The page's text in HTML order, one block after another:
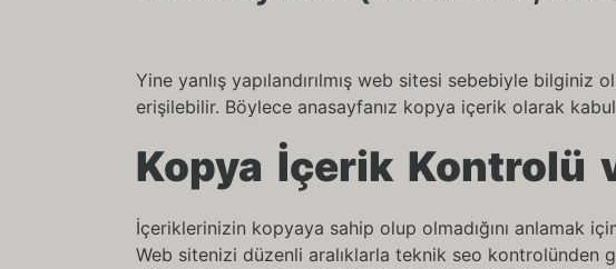
Yine yanlış yapılandırılmış web sitesi sebebiyle bilginiz
erişilebilir. Böylece anasayfanız kopya içerik olarak
Kopya İçerik Kontrolü
İçeriklerinizin kopyaya sahip olup olmadığını anlamak
Web sitenizi düzenli aralıklarla teknik seo